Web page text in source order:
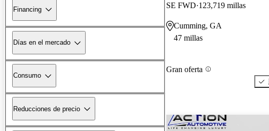
Financing
Días en el mercado
Consumo
Reducciones de precio
SE FWD 123,719 millas
Cumming, GA
47 millas
Gran oferta